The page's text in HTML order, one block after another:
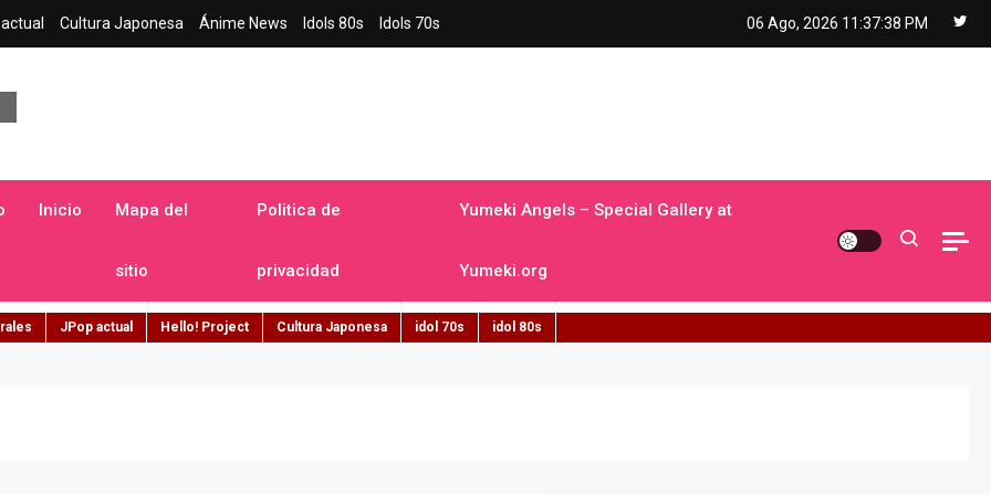
Cultura Japonesa Ánime News Idols 80s Idols 70s 06 Ago, 2026 11:37:39 PM
Inicio Mapa del
sitio
Politica de
privacidad
Yumeki Angels – Special Gallery at
Yumeki.org
JPop actual Hello! Project Cultura Japonesa idol 70s idol 80s